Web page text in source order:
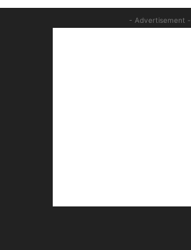
- Advertisement -